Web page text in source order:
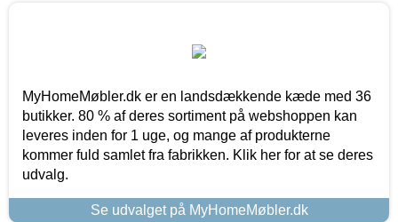
MyHomeMøbler.dk er en landsdækkende kæde med 36
butikker. 80 % af deres sortiment på webshoppen kan
leveres inden for 1 uge, og mange af produkterne
kommer fuld samlet fra fabrikken. Klik her for at se deres
udvalg.
Se udvalget på MyHomeMøbler.dk